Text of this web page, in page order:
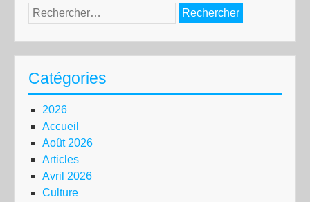
Rechercher :
Catégories
2026
Accueil
Août 2026
Articles
Avril 2026
Culture